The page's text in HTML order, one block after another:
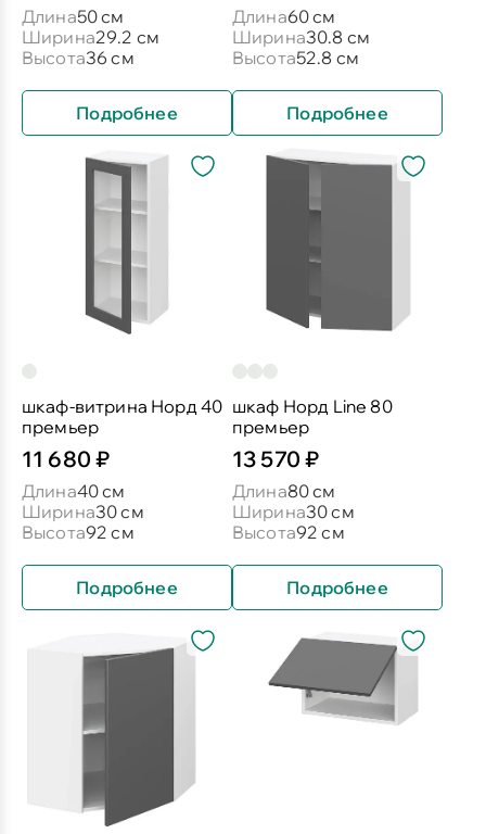
Длина50 см
Ширина29.2 см
Высота36 см
Подробнее
Длина60 см
Ширина30.8 см
Высота52.8 см
Подробнее
шкаф-витрина Норд 40
премьер
11 680 ₽
Длина40 см
Ширина30 см
Высота92 см
Подробнее
шкаф Норд Line 80
премьер
13 570 ₽
Длина80 см
Ширина30 см
Высота92 см
Подробнее